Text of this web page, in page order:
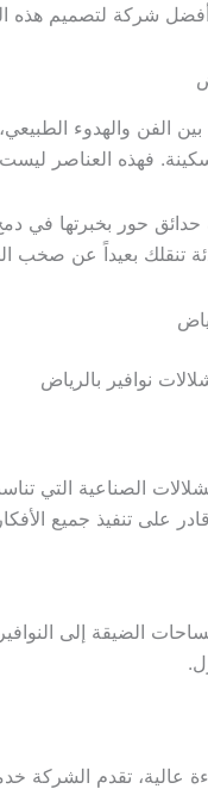
أفضل شركة لتصميم هذه
الفن والهدوء الطبيعي،
فهذه العناصر
حور بخبرتها في
تنقلك بعيداً عن صخب
نوافير بالرياض
الصناعية التي
على تنفيذ جميع
الضيقة إلى
عالية، تقدم الشركة